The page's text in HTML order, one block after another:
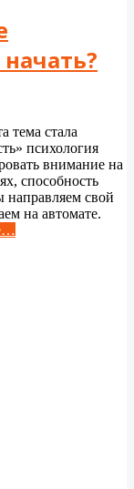
тема стала
психология
внимание на
способность
направляем свой
на автомате.